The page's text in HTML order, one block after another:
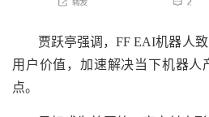
贾跃亭强调，FF EAI机器人致
用户价值，加速解决当下机器人
点。